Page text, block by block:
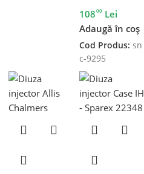
10800 Lei
Adaugă în coș
Cod Produs: sn
c-9295